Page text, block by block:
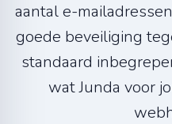
aantal e-
goede beveiliging
standaard
wat Junda voor